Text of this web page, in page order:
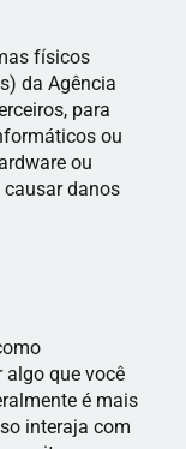
físicos
da Agência
para
ou
ou
danos
algo que você
é mais
interaja com